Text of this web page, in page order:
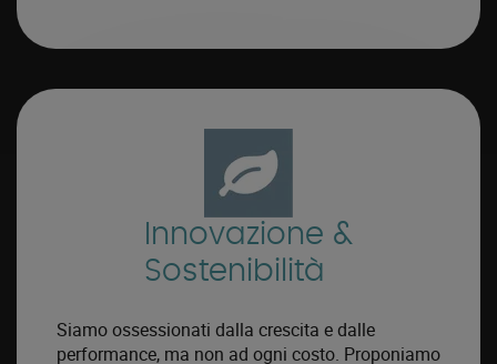
Innovazione &
Sostenibilità
Siamo ossessionati dalla crescita e dalle
performance, ma non ad ogni costo. Proponiamo